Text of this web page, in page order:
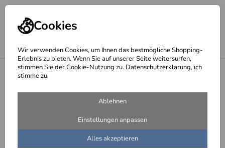
Cookies
Wir verwenden Cookies, um Ihnen das bestmögliche Shopping-
Erlebnis zu bieten. Wenn Sie auf unserer Seite weitersurfen,
stimmen Sie der Cookie-Nutzung zu. Datenschutzerklärung, ich
stimme zu.
Ablehnen
Einstellungen anpassen
Alles akzeptieren
Lok Buch - das Tagebuch unserer Dampflokomotive - The Duchess